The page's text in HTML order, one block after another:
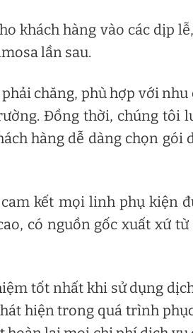
khách hàng vào các dịp
lần sau.
chăng, phù hợp với nhu
Đồng thời, chúng tôi
hàng dễ dàng chọn gói
kết mọi linh phụ kiện
có nguồn gốc xuất xứ từ
tốt nhất khi sử dụng
hiện trong quá trình